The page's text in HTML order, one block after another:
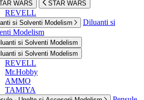
WARS STAR WARS
REVELL
si Solventi Modelism
Diluanti si
Modelism
si Solventi Modelism
si Solventi Modelism
REVELL
Mr.Hobby
AMMO
TAMIYA